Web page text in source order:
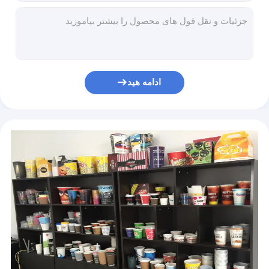
دستگاه ساخت کاسه کاغذ بستنی 4.8 کیلوواتی OEM با سرعت بالا
دستگاه های یکبار مصرف سفارشی 70-1050 میلی متر نی کاغذ 35-50 متر در دقیقه
دستگاه پانچ لیوان کاغذی کرافت با روکش پلی اتیلن مسطح 170 بار در دقیقه
دستگاه تولید نی نوشیدنی به ضخامت 0.3-2 میلی متر برای ساخت نی های کاغذی
8-35 اونس کاسه کاغذی یکبار مصرف دستگاه شکل دهی آسان تعمیر و نگهداری
ادامه هید